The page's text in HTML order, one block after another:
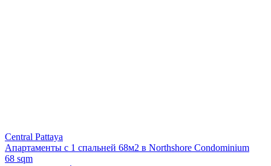
Central Pattaya
Апартаменты с 1 спальней 68м2 в Northshore Condominium
68 sqm